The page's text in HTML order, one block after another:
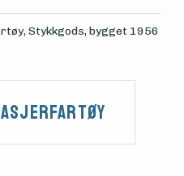
Stykkgods, bygget 1956